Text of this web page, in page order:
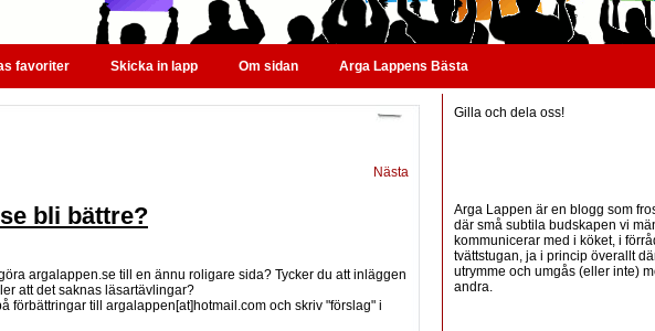
favoriter Skicka in lapp Om sidan Arga Lappens Bästa
Nästa
bli bättre?
argalappen.se till en ännu roligare sida? Tycker du att inläggen
att det saknas läsartävlingar?
förbättringar till argalappen[at]hotmail.com och skriv "förslag" i
Gilla och dela oss!
Arga Lappen är en blogg som
där små subtila budskapen vi
kommunicerar med i köket, i
tvättstugan, ja i princip överallt
utrymme och umgås (eller inte)
andra.